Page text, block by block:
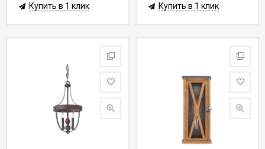
Купить в 1 клик Купить в 1 клик